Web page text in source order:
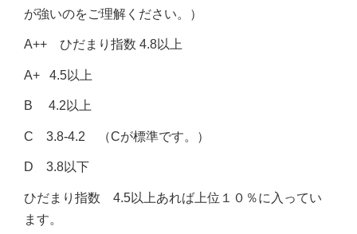
が強いのをご理解ください。）
A++ ひだまり指数 4.8以上
A+ 4.5以上
B 4.2以上
C 3.8-4.2 （Cが標準です。）
D 3.8以下
ひだまり指数 4.5以上あれば上位１０％に入ってい
ます。